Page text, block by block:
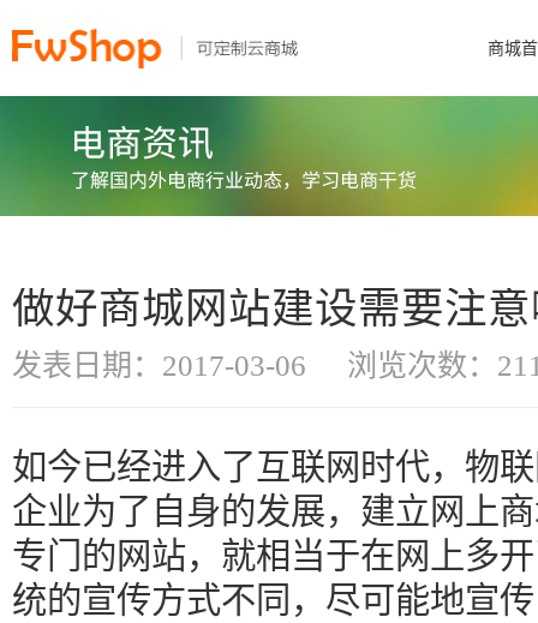
商城
做好商城网站建设需要注
发表日期：2017-03-06 浏览次数：
如今已经进入了互联网时代，物
企业为了自身的发展，建立网上
专门的网站，就相当于在网上多
统的宣传方式不同，尽可能地宣